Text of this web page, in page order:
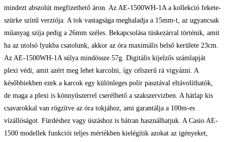
mindezt abszolút megfizethető áron. Az AE-1500WH-1A a kollekció fekete-
szürke színű verziója. A tok vastagsága meghaladja a 15mm-t, az ugyancsak
műanyag szíja pedig a 26mm széles. Bekapcsolása tüskezárral történik, amit
ha az utolsó lyukba csatolunk, akkor az óra maximális belső kerülete 23cm.
Az AE-1500WH-1A súlya mindössze 57g. Digitális kijelzős számlapját
plexi védi, amit azért meg lehet karcolni, így célszerű rá vigyázni. A
későbbiekben ezek a karcok egy különleges polír pasztával eltávolíthatók,
de maga a plexi is könnyűszerrel cserélhető a szakszervizben. A hátlap kis
csavarokkal van rögzítve az óra tokjához, ami garantálja a 100m-es
vízállóságot. Fürdéshez vagy úszáshoz is bátran használhatjuk. A Casio AE-
1500 modellek funkciói teljes mértékben kielégítik azokat az igényeket,